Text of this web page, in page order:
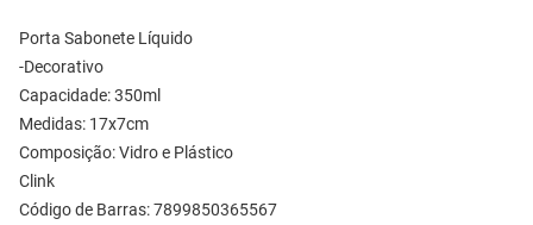
Porta Sabonete Líquido
-Decorativo
Capacidade: 350ml
Medidas: 17x7cm
Composição: Vidro e Plástico
Clink
Código de Barras: 7899850365567